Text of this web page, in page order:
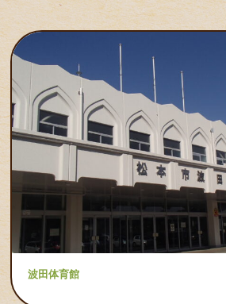
波田体育館